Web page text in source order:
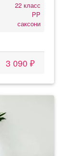
22 класс
PP
саксони
3 090 ₽